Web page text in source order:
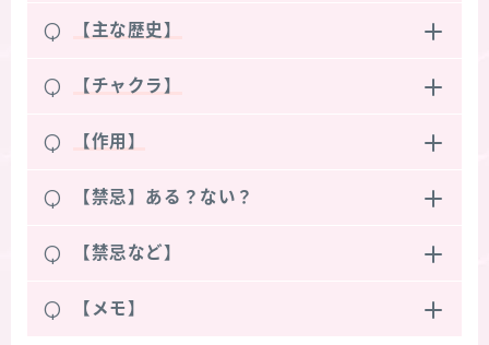
Q 【主な歴史】
Q 【チャクラ】
Q 【作用】
Q 【禁忌】ある？ない？
Q 【禁忌など】
Q 【メモ】